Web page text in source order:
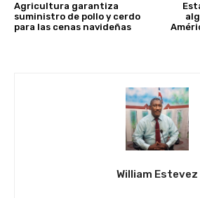
Agricultura garantiza
suministro de pollo y cerdo
para las cenas navideñas
William Estevez